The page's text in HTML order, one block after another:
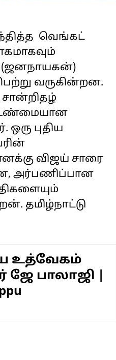
வெங்கட்
(ஜனநாயகன்)
வருகின்றன.
உண்மையான
புதிய
விஜய் சாரை
அர்பணிப்பான
தமிழ்நாட்டு
உத்வேகம்
ஜே பாலாஜி |